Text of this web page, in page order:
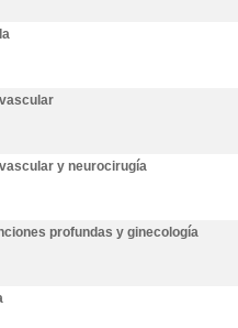
y neurocirugía
profundas y ginecología